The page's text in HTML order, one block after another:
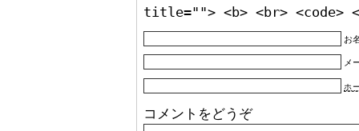
title=""> <b> <br> <code>
お
メ
ホ
コメントをどうぞ